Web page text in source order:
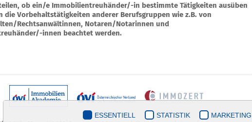
ob ein/e Immobilientreuhänder/-in bestimmte Tätigkeiten ausüben
die Vorbehaltstätigkeiten anderer Berufsgruppen wie z.B. von
Rechtsanwältinnen, Notaren/Notarinnen und
innen beachtet werden.
ESSENTIELL STATISTIK MARKETING